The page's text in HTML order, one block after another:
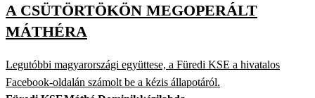
A CSÜTÖRTÖKÖN MEGOPERÁLT
MÁTHÉRA
Legutóbbi magyarországi együttese, a Füredi KSE a hivatalos
Facebook-oldalán számolt be a kézis állapotáról.